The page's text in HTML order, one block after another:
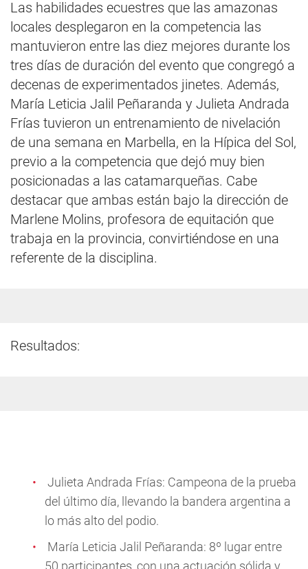
Las habilidades ecuestres que las amazonas
locales desplegaron en la competencia las
mantuvieron entre las diez mejores durante los
tres días de duración del evento que congregó a
decenas de experimentados jinetes. Además,
María Leticia Jalil Peñaranda y Julieta Andrada
Frías tuvieron un entrenamiento de nivelación
de una semana en Marbella, en la Hípica del Sol,
previo a la competencia que dejó muy bien
posicionadas a las catamarqueñas. Cabe
destacar que ambas están bajo la dirección de
Marlene Molins, profesora de equitación que
trabaja en la provincia, convirtiéndose en una
referente de la disciplina.
Resultados:
Julieta Andrada Frías: Campeona de la prueba
del último día, llevando la bandera argentina a
lo más alto del podio.
María Leticia Jalil Peñaranda: 8º lugar entre
50 participantes, con una actuación sólida y